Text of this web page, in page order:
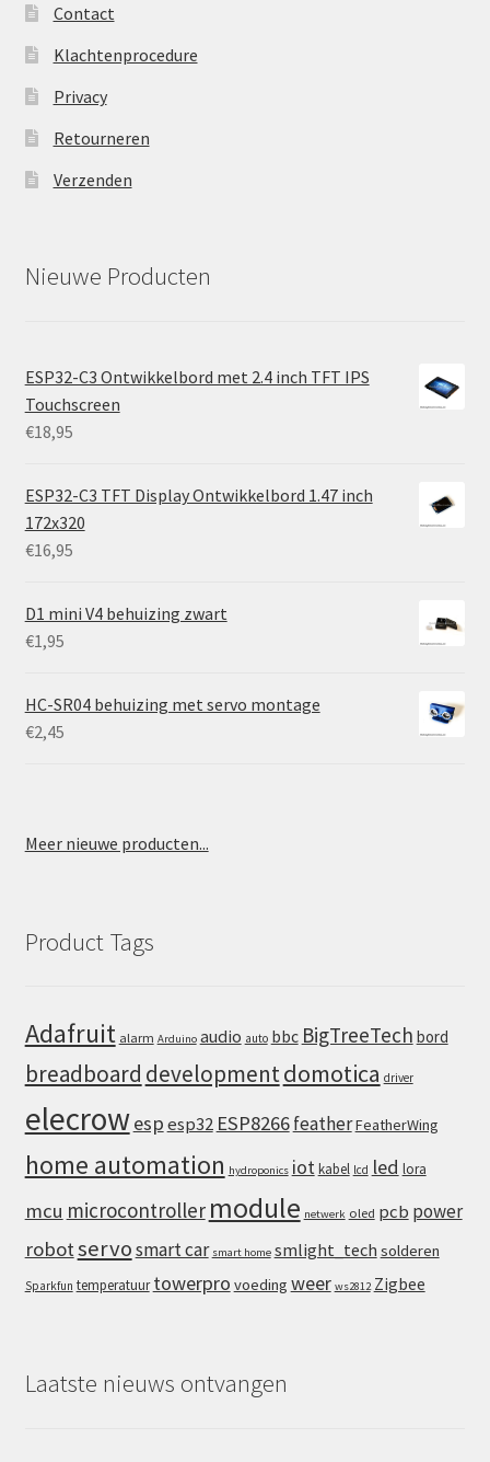
Contact
Klachtenprocedure
Privacy
Retourneren
Verzenden
Nieuwe Producten
ESP32-C3 Ontwikkelbord met 2.4 inch TFT IPS
Touchscreen
€18,95
ESP32-C3 TFT Display Ontwikkelbord 1.47 inch
172x320
€16,95
D1 mini V4 behuizing zwart
€1,95
HC-SR04 behuizing met servo montage
€2,45
Meer nieuwe producten...
Product Tags
Adafruit alarm Arduino audio auto bbc BigTreeTech bord
breadboard developmentdomotica driver
elecrowespesp32 ESP8266featherFeatherWing
home automation hydroponics iot kabel lcd led lora
mcu microcontroller module netwerk oled pcb power
robotservosmart car smart home smlight_tech solderen
Sparkfun temperatuur towerpro voeding weer ws2812 Zigbee
Laatste nieuws ontvangen